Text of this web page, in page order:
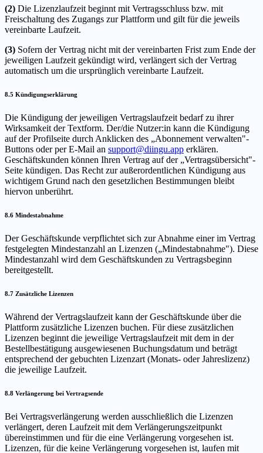
(2) Die Lizenzlaufzeit beginnt mit Vertragsschluss bzw. mit
Freischaltung des Zugangs zur Plattform und gilt für die jeweils
vereinbarte Laufzeit.
(3) Sofern der Vertrag nicht mit der vereinbarten Frist zum Ende der
jeweiligen Laufzeit gekündigt wird, verlängert sich der Vertrag
automatisch um die ursprünglich vereinbarte Laufzeit.
8.5 Kündigungserklärung
Die Kündigung der jeweiligen Vertragslaufzeit bedarf zu ihrer
Wirksamkeit der Textform. Der/die Nutzer:in kann die Kündigung
auf der Profilseite durch Anklicken des „Abonnement verwalten"-
Buttons oder per E-Mail an support@diingu.app erklären.
Geschäftskunden können Ihren Vertrag auf der „Vertragsübersicht"-
Seite kündigen. Das Recht zur außerordentlichen Kündigung aus
wichtigem Grund nach den gesetzlichen Bestimmungen bleibt
hiervon unberührt.
8.6 Mindestabnahme
Der Geschäftskunde verpflichtet sich zur Abnahme einer im Vertrag
festgelegten Mindestanzahl an Lizenzen („Mindestabnahme"). Diese
Mindestanzahl wird dem Geschäftskunden zu Vertragsbeginn
bereitgestellt.
8.7 Zusätzliche Lizenzen
Während der Vertragslaufzeit kann der Geschäftskunde über die
Plattform zusätzliche Lizenzen buchen. Für diese zusätzlichen
Lizenzen beginnt die jeweilige Vertragslaufzeit mit dem in der
Bestellbestätigung ausgewiesenen Buchungsdatum und beträgt
entsprechend der gebuchten Lizenzart (Monats- oder Jahreslizenz)
die jeweilige Laufzeit.
8.8 Verlängerung bei Vertragsende
Bei Vertragsverlängerung werden ausschließlich die Lizenzen
verlängert, deren Laufzeit mit dem Verlängerungszeitpunkt
übereinstimmen und für die eine Verlängerung vorgesehen ist.
Lizenzen, für die keine Verlängerung vorgesehen ist, laufen mit